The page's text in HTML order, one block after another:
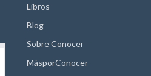
Libros
Blog
Sobre Conocer
MásporConocer